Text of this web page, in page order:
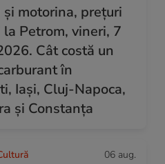
și motorina, prețuri
la Petrom, vineri, 7
Cât costă un
în
Iași, Cluj-Napoca,
și Constanța
06 aug.